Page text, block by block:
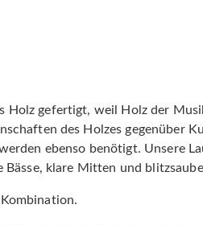
Holz gefertigt, weil Holz der
des Holzes gegenüber
ebenso benötigt. Unsere
klare Mitten und